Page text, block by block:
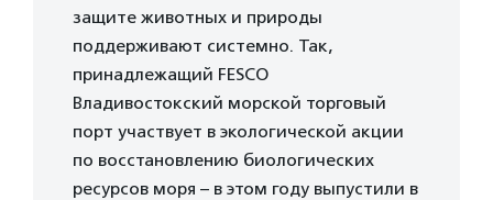
защите животных и природы
поддерживают системно. Так,
принадлежащий FESCO
Владивостокский морской торговый
порт участвует в экологической акции
по восстановлению биологических
ресурсов моря – в этом году выпустили в